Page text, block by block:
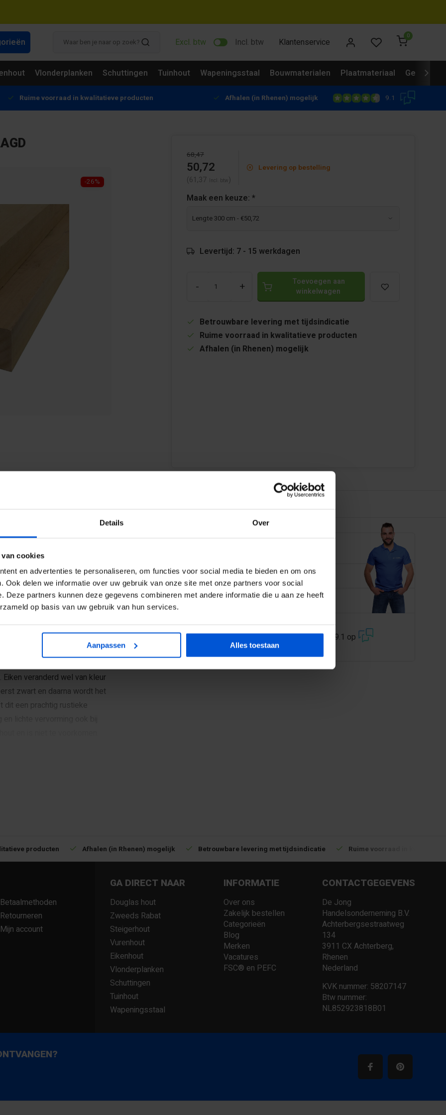
Details Over
cookies
en advertenties te personaliseren, om functies voor social media te bieden en om ons
Ook delen we informatie over uw gebruik van onze site met onze partners voor social
Deze partners kunnen deze gegevens combineren met andere informatie die u aan ze heeft
op basis van uw gebruik van hun services.
Aanpassen Alles toestaan
Excl. btw Incl. btw Klantenservice
0
Vlonderplanken Schuttingen Tuinhout Wapeningsstaal Bouwmaterialen Plaatmateriaal
Ruime voorraad in kwalitatieve producten Afhalen (in Rhenen) mogelijk 9.1
-26%
68,47
50,72
(61,37 Incl. btw )
Levering op bestelling
Maak een keuze: *
Levertijd: 7 - 15 werkdagen
- +
Toevoegen aan
winkelwagen
Betrouwbare levering met tijdsindicatie
Ruime voorraad in kwalitatieve producten
Afhalen (in Rhenen) mogelijk
Dit zult u ervaren tijdens het
te verlengen. U zou dit
veranderd wel van kleur
zwart en daarna wordt het
dit een prachtig rustieke
van het hout. Wilt u weten of
op metaal al je geen RVS
0317 358 228
info@dejonghandelsonderneming.nl
3194 klanten geven ons een 9.1 op
producten Afhalen (in Rhenen) mogelijk Betrouwbare levering met tijdsindicatie Ruime voorraad in
Betaalmethoden
Retourneren
Mijn account
GA DIRECT NAAR
Douglas hout
Zweeds Rabat
Steigerhout
Vurenhout
Eikenhout
Vlonderplanken
Schuttingen
Tuinhout
Wapeningsstaal
INFORMATIE
Over ons
Zakelijk bestellen
Categorieën
Blog
Merken
Vacatures
FSC® en PEFC
CONTACTGEGEVENS
De Jong
Handelsonderneming B.V.
Achterbergsestraatweg
134
3911 CX Achterberg,
Rhenen
Nederland
KVK nummer: 58207147
Btw nummer:
NL852923818B01